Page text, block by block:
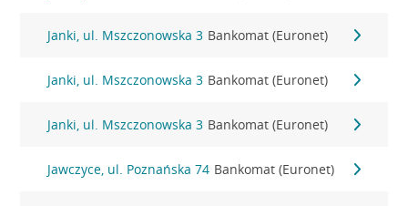
Janki, ul. Mszczonowska 3 Bankomat (Euronet)
Janki, ul. Mszczonowska 3 Bankomat (Euronet)
Janki, ul. Mszczonowska 3 Bankomat (Euronet)
Jawczyce, ul. Poznańska 74 Bankomat (Euronet)